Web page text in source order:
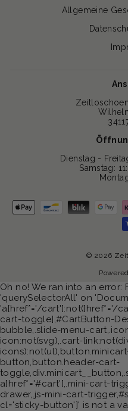
Allgemeine
Dienstag -
Samstag:
© 2026
Oh no! We ran into an error:
'querySelectorAll' on
'a[href*='/cart']:not([href*='/
cart-toggle],#CartButton-
bubble,.slide-menu-
icon:not(svg),.cart-
button,button.header-cart-
a[href*='#cart'],.mini-cart-
drawer,.js-mini-cart-
cl='sticky-button']' is not a